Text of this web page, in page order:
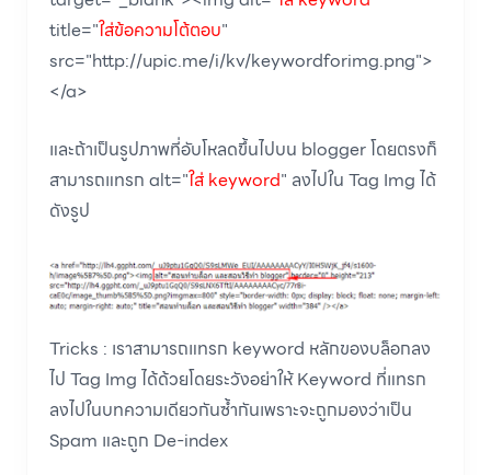
title="ใส่ข้อความโต้ตอบ"
src="http://upic.me/i/kv/keywordforimg.png">
</a>
และถ้าเป็นรูปภาพที่อับโหลดขึ้นไปบน blogger โดยตรงก็
สามารถแทรก alt="ใส่ keyword" ลงไปใน Tag Img ได้
ดังรูป
Tricks : เราสามารถแทรก keyword หลักของบล็อกลง
ไป Tag Img ได้ด้วยโดยระวังอย่าให้ Keyword ที่แทรก
ลงไปในบทความเดียวกันซ้ำกันเพราะจะถูกมองว่าเป็น
Spam และถูก De-index